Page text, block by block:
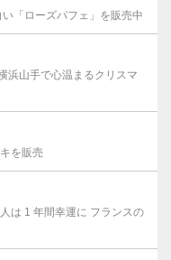
「ローズパフェ」を販売中
浜山手で心温まるクリスマ
を販売
は 1 年間幸運に フランスの